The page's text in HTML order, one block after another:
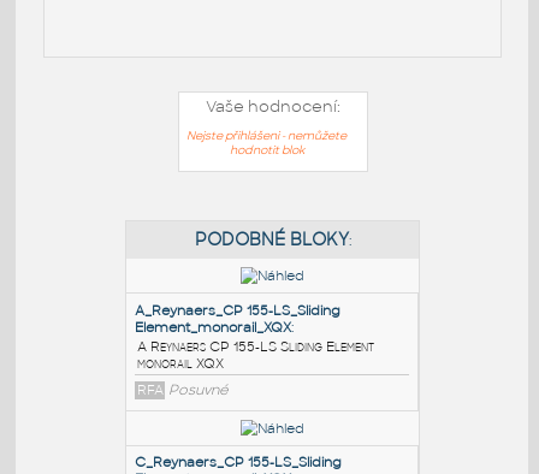
Vaše hodnocení:
Nejste přihlášeni - nemůžete
hodnotit blok
PODOBNÉ BLOKY